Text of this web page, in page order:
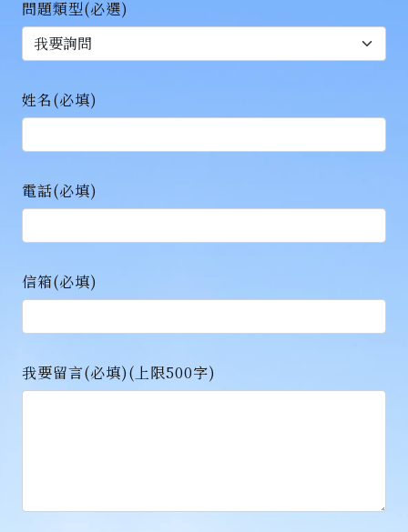
問題類型(必選)
姓名(必填)
電話(必填)
信箱(必填)
我要留言(必填)( 上限500字)